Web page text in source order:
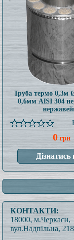
Труба термо 0,3м
0,6мм AISI 304
0 грн
КОНТАКТИ:
18000, м.Черкаси,
вул.Надпільна, 218